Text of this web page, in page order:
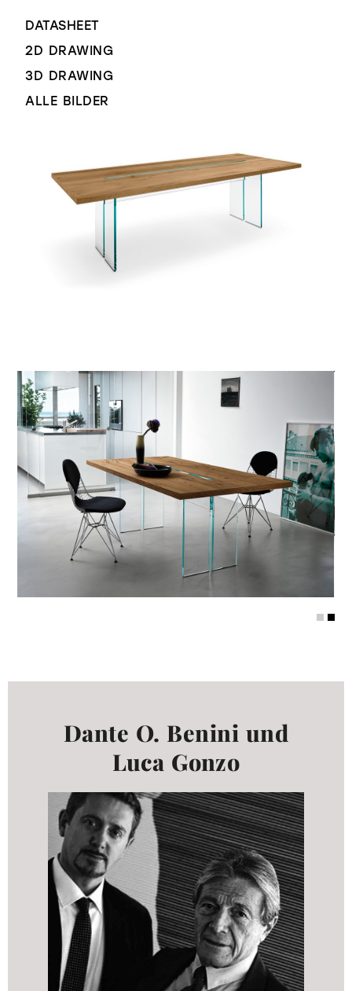
DATASHEET
2D DRAWING
3D DRAWING
ALLE BILDER
Dante O. Benini und
Luca Gonzo